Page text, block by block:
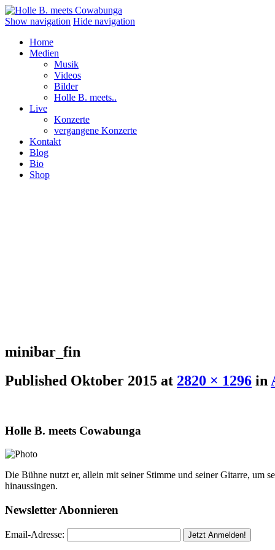
Show navigation Hide navigation
Home
Medien
Musik
Videos
Bilder
Holle B. meets..
Live
Konzerte
vergangene Konzerte
Kontakt
Blog
Bio
Shop
minibar_fin
Published Oktober 2015 at 2820 × 1296 in
Holle B. meets Cowabunga
Die Bühne nutzt er, allein mit seiner Stimme und seiner Gitarre, um
hinaussingen.
Newsletter Abonnieren
Email-Adresse: